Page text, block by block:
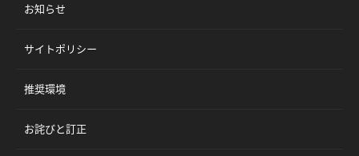
お知らせ
サイトポリシー
推奨環境
お詫びと訂正